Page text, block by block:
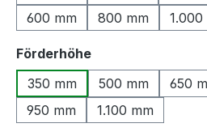
600 mm
800 mm 1.000
Förderhöheauswählen
350 mm
500 mm 650
950 mm
1.100 mm